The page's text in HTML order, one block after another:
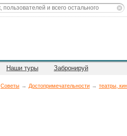
Наши туры Забронируй
Советы → Достопримечательности → театры,